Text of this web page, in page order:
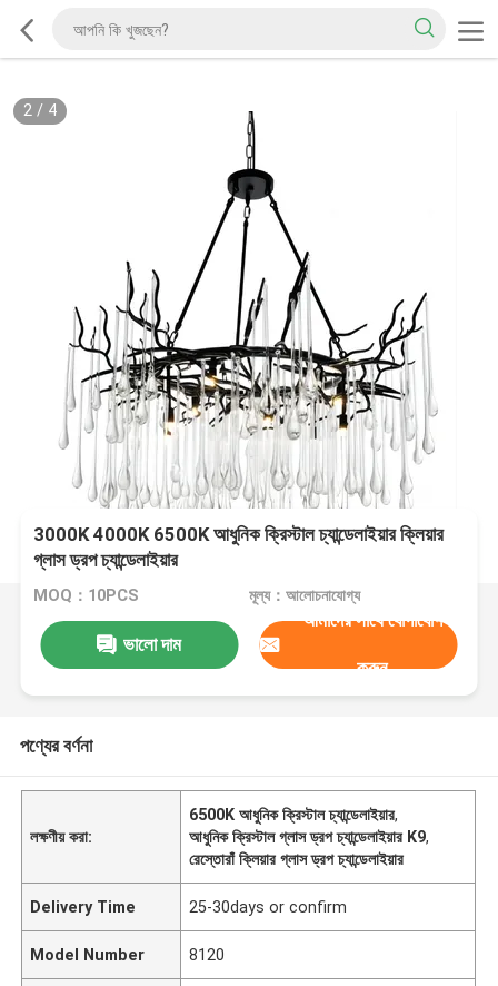
2/ 4
3000K 4000K 6500K আধুনিক ক্রিস্টাল চ্যান্ডেলাইয়ার ক্লিয়ার
গ্লাস ড্রপ চ্যান্ডেলাইয়ার
MOQ：10PCS মূল্য：আলোচনাযোগ্য
ভালো দাম
আমাদের সাথে যোগাযোগ
করুন
পণ্যের বর্ণনা
লক্ষণীয় করা:
6500K আধুনিক ক্রিস্টাল চ্যান্ডেলাইয়ার,
আধুনিক ক্রিস্টাল গ্লাস ড্রপ চ্যান্ডেলাইয়ার K9,
রেস্তোরাঁ ক্লিয়ার গ্লাস ড্রপ চ্যান্ডেলাইয়ার
Delivery Time 25-30days or confirm
Model Number 8120